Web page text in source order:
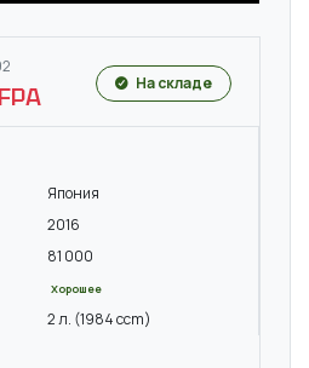
На складе
Япония
2016
81 000
Хорошее
2 л. (1984 ccm)